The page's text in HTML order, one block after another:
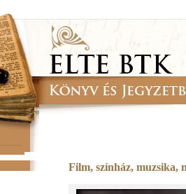
Film, színház, muzsika,